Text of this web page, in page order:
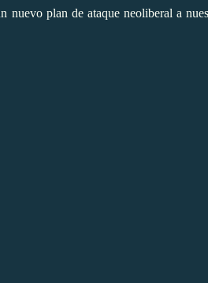
plan de ataque neoliberal a